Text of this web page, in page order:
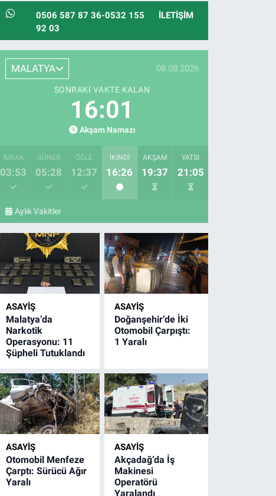
0506 587 87 36-0532 155
92 03
İLETIŞIM
MALATYA 08.08.2026
SONRAKI VAKTE KALAN
15:59
Akşam Namazı
İMSAK
03:53
GÜNEŞ
05:28
ÖĞLE
12:37
İKINDI
16:26
AKŞAM
19:37
YATSI
21:05
Aylık Vakitler
ASAYIŞ
Malatya’da
Narkotik
Operasyonu: 11
Şüpheli Tutuklandı
ASAYIŞ
Doğanşehir’de İki
Otomobil Çarpıştı:
1 Yaralı
ASAYIŞ
Otomobil Menfeze
Çarptı: Sürücü Ağır
Yaralı
ASAYIŞ
Akçadağ’da İş
Makinesi
Operatörü
Yaralandı